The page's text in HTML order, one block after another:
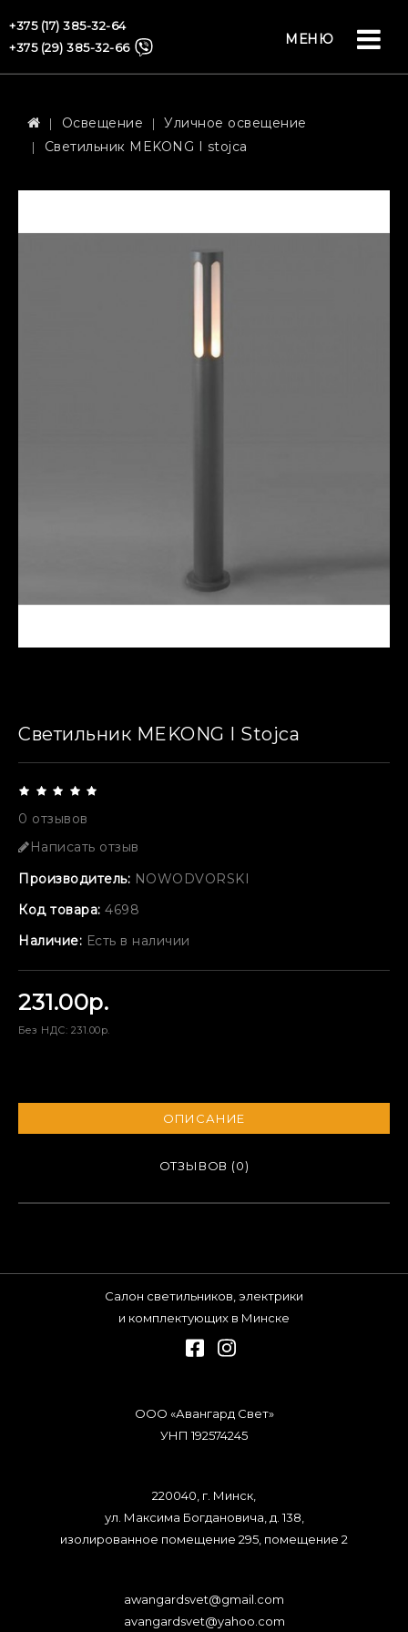
МЕНЮ
+375 (17) 385-32-64
+375 (29) 385-32-66
Освещение
Уличное освещение
Светильник MEKONG I stojca
Светильник MEKONG I Stojca
0 отзывов
Написать отзыв
Производитель: NOWODVORSKI
Код товара: 4698
Наличие: Есть в наличии
231.00р.
Без НДС: 231.00р.
ОПИСАНИЕ
ОТЗЫВОВ (0)
Салон светильников, электрики
и комплектующих в Минске
ООО «Авангард Свет»
УНП 192574245
220040, г. Минск,
ул. Максима Богдановича, д. 138,
изолированное помещение 295, помещение 2
awangardsvet@gmail.com
avangardsvet@yahoo.com